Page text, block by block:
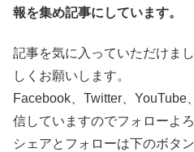
報を集め記事にしています。
記事を気に入っていただけま
しくお願いします。
Facebook、Twitter、YouTube
信していますのでフォローよ
シェアとフォローは下のボタ